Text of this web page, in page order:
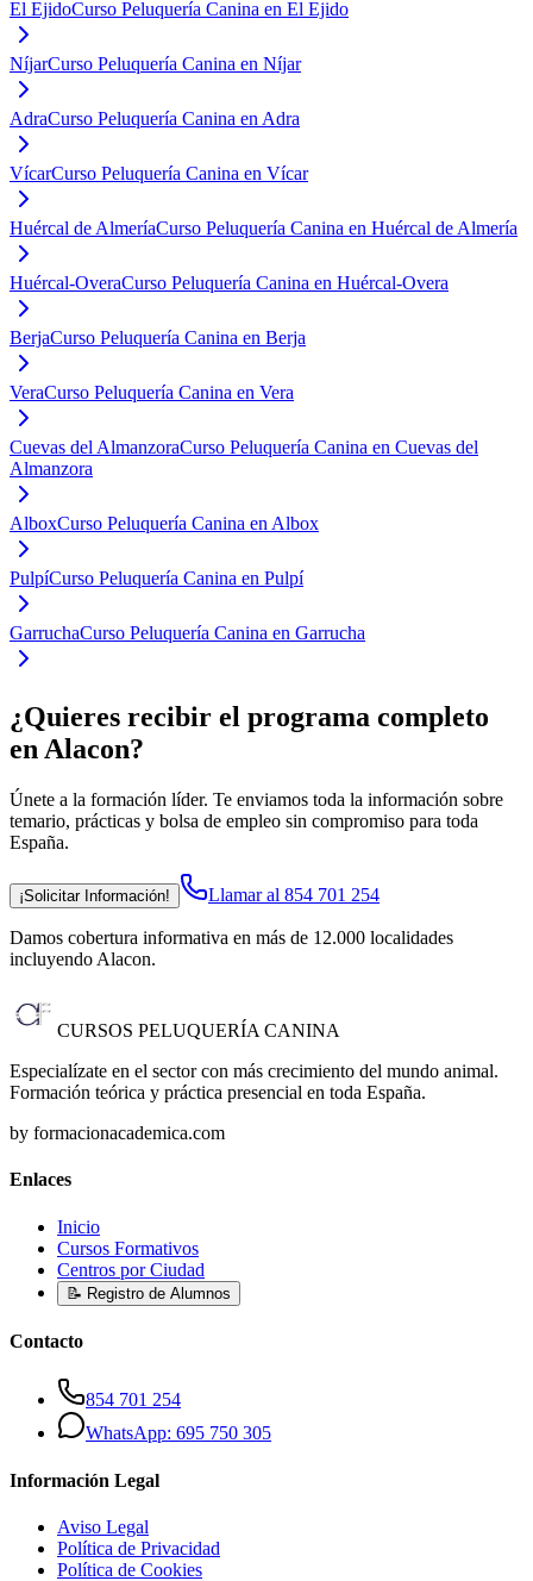
El EjidoCurso Peluquería Canina en El Ejido
NíjarCurso Peluquería Canina en Níjar
AdraCurso Peluquería Canina en Adra
VícarCurso Peluquería Canina en Vícar
Huércal de AlmeríaCurso Peluquería Canina en Huércal de Almería
Huércal-OveraCurso Peluquería Canina en Huércal-Overa
BerjaCurso Peluquería Canina en Berja
VeraCurso Peluquería Canina en Vera
Cuevas del AlmanzoraCurso Peluquería Canina en Cuevas del
Almanzora
AlboxCurso Peluquería Canina en Albox
PulpíCurso Peluquería Canina en Pulpí
GarruchaCurso Peluquería Canina en Garrucha
¿Quieres recibir el programa completo
en Alacon?
Únete a la formación líder. Te enviamos toda la información sobre
temario, prácticas y bolsa de empleo sin compromiso para toda
España.
¡Solicitar Información! Llamar al 854 701 254
Damos cobertura informativa en más de 12.000 localidades
incluyendo Alacon.
CURSOS PELUQUERÍA CANINA
Especialízate en el sector con más crecimiento del mundo animal.
Formación teórica y práctica presencial en toda España.
by formacionacademica.com
Enlaces
Inicio
Cursos Formativos
Centros por Ciudad
📝 Registro de Alumnos
Contacto
854 701 254
WhatsApp: 695 750 305
Información Legal
Aviso Legal
Política de Privacidad
Política de Cookies